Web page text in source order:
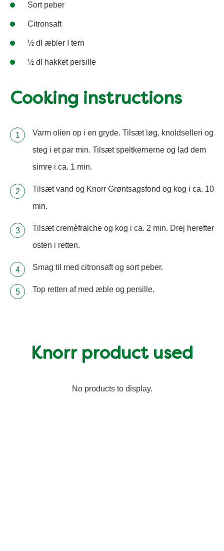
Sort peber
Citronsaft
½ dl æbler I tern
½ dl hakket persille
Cooking instructions
Varm olien op i en gryde. Tilsæt løg, knoldselleri og
steg i et par min. Tilsæt speltkernerne og lad dem
simre i ca. 1 min.
Tilsæt vand og Knorr Grøntsagsfond og kog i ca. 10
min.
Tilsæt cremèfraiche og kog i ca. 2 min. Drej herefter
osten i retten.
Smag til med citronsaft og sort peber.
Top retten af med æble og persille.
Knorr product used
No products to display.